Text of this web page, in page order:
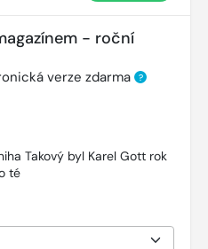
- roční
verze zdarma ?
Takový byl Karel Gott rok
té